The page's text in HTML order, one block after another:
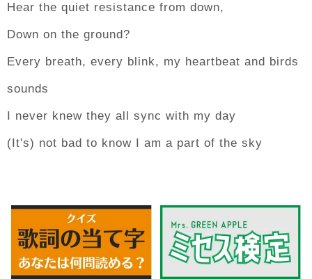
Hear the quiet resistance from down,
Down on the ground?
Every breath, every blink, my heartbeat and birds
sounds
I never knew they all sync with my day
(It's) not bad to know I am a part of the sky